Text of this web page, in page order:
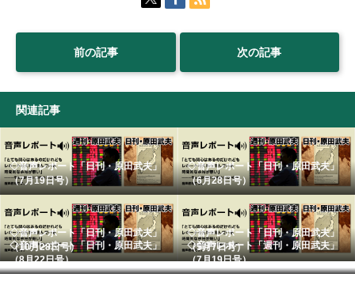
前の記事 次の記事
関連記事
◇音声レポート「日刊・原田武夫」
（7月19日号）
◇音声レポート「日刊・原田武夫」
（6月28日号）
◇音声レポート「日刊・原田武夫」
（10月28日号）
◇音声レポート「日刊・原田武夫」
（5月7日号）
◇音声レポート「日刊・原田武夫」
（8月22日号） ...
◇音声レポート「週刊・原田武夫」
（7月19日号） ...